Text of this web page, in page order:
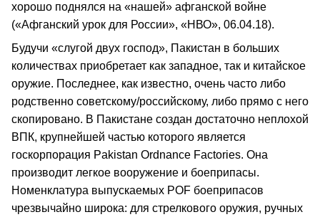
хорошо поднялся на «нашей» афганской войне
(«Афганский урок для России», «НВО», 06.04.18).
Будучи «слугой двух господ», Пакистан в больших
количествах приобретает как западное, так и китайское
оружие. Последнее, как известно, очень часто либо
родственно советскому/российскому, либо прямо с него
скопировано. В Пакистане создан достаточно неплохой
ВПК, крупнейшей частью которого является
госкорпорация Pakistan Ordnance Factories. Она
производит легкое вооружение и боеприпасы.
Номенклатура выпускаемых POF боеприпасов
чрезвычайно широка: для стрелкового оружия, ручных